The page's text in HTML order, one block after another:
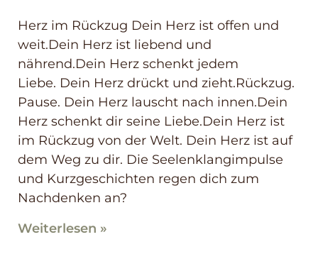
Herz im Rückzug Dein Herz ist offen und
weit.Dein Herz ist liebend und
nährend.Dein Herz schenkt jedem
Liebe. Dein Herz drückt und zieht.Rückzug.
Pause. Dein Herz lauscht nach innen.Dein
Herz schenkt dir seine Liebe.Dein Herz ist
im Rückzug von der Welt. Dein Herz ist auf
dem Weg zu dir. Die Seelenklangimpulse
und Kurzgeschichten regen dich zum
Nachdenken an?
Weiterlesen »